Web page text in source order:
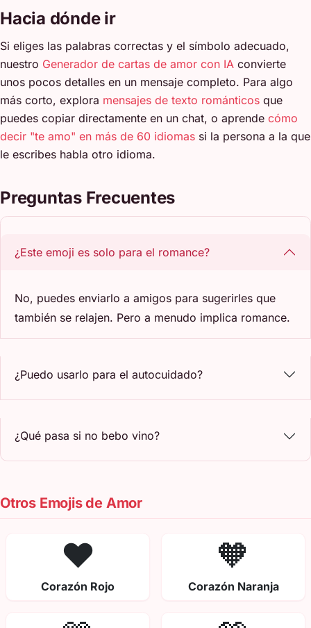
Hacia dónde ir
Si eliges las palabras correctas y el símbolo adecuado,
nuestro Generador de cartas de amor con IA convierte
unos pocos detalles en un mensaje completo. Para algo
más corto, explora mensajes de texto románticos que
puedes copiar directamente en un chat, o aprende cómo
decir "te amo" en más de 60 idiomas si la persona a la que
le escribes habla otro idioma.
Preguntas Frecuentes
¿Este emoji es solo para el romance?
No, puedes enviarlo a amigos para sugerirles que
también se relajen. Pero a menudo implica romance.
¿Puedo usarlo para el autocuidado?
¿Qué pasa si no bebo vino?
Otros Emojis de Amor
❤️
Corazón Rojo
🧡
Corazón Naranja